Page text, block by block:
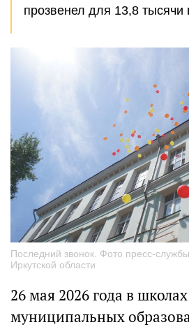
прозвенел для 13,8 тысячи
Последний звонок. Фото пресс-
Иркутской области
26 мая 2026 года в
муниципальных